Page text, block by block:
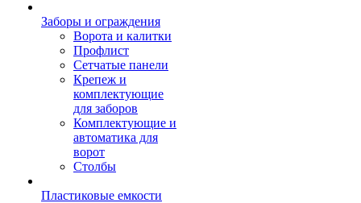
Заборы и ограждения
Ворота и калитки
Профлист
Сетчатые панели
Крепеж и
комплектующие
для заборов
Комплектующие и
автоматика для
ворот
Столбы
Пластиковые емкости